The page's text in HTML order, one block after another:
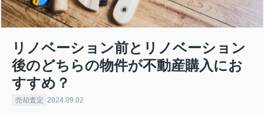
リノベーション前とリノベーション
後のどちらの物件が不動産購入にお
すすめ？
売却査定 2024.09.02